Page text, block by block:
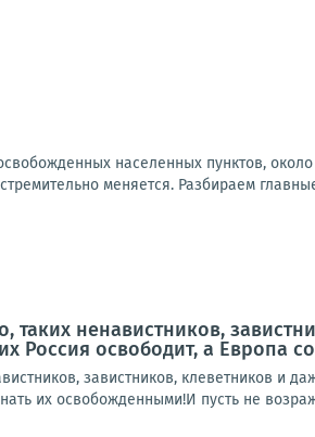
населенных пунктов,
меняется. Разбираем
таких ненавистников,
Россия освободит, а Европа
завистников, клеветников и
их освобожденными!И пусть не